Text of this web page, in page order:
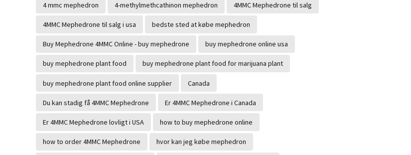
4 mmc mephedron 4-methylmethcathinon mephedron 4MMC Mephedrone til salg
4MMC Mephedrone til salg i usa bedste sted at købe mephedron
Buy Mephedrone 4MMC Online - buy mephedrone buy mephedrone online usa
buy mephedrone plant food buy mephedrone plant food for marijuana plant
buy mephedrone plant food online supplier Canada
Du kan stadig få 4MMC Mephedrone Er 4MMC Mephedrone i Canada
Er 4MMC Mephedrone lovligt i USA how to buy mephedrone online
how to order 4MMC Mephedrone hvor kan jeg købe mephedron